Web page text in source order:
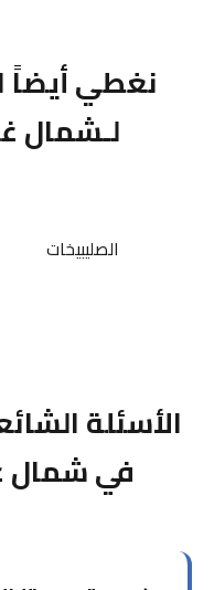
نغطي أيضاً
لـشمال
الصليبيخات
الأسئلة
في شمال